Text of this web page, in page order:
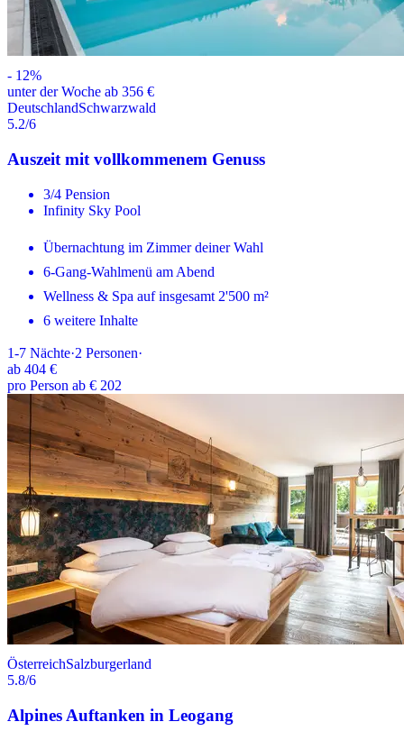
- 12%
unter der Woche ab 356 €
DeutschlandSchwarzwald
5.2/6
Auszeit mit vollkommenem Genuss
3/4 Pension
Infinity Sky Pool
Übernachtung im Zimmer deiner Wahl
6-Gang-Wahlmenü am Abend
Wellness & Spa auf insgesamt 2'500 m²
6 weitere Inhalte
1-7 Nächte·2 Personen·
ab 404 €
pro Person ab € 202
ÖsterreichSalzburgerland
5.8/6
Alpines Auftanken in Leogang